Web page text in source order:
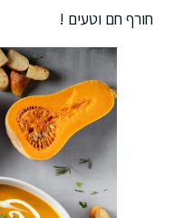
חורף חם וטעים !